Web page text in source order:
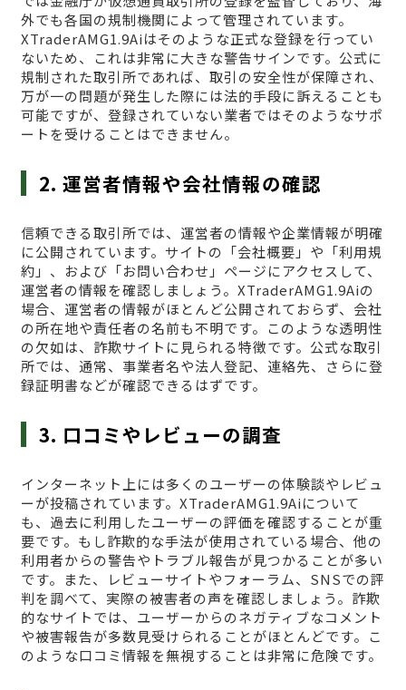
外でも各国の規制機関によって管理されています。
XTraderAMG1.9Aiはそのような正式な登録を行ってい
ないため、これは非常に大きな警告サインです。公式に
規制された取引所であれば、取引の安全性が保障され、
万が一の問題が発生した際には法的手段に訴えることも
可能ですが、登録されていない業者ではそのようなサポ
ートを受けることはできません。
2. 運営者情報や会社情報の確認
信頼できる取引所では、運営者の情報や企業情報が明確
に公開されています。サイトの「会社概要」や「利用規
約」、および「お問い合わせ」ページにアクセスして、
運営者の情報を確認しましょう。XTraderAMG1.9Aiの
場合、運営者の情報がほとんど公開されておらず、会社
の所在地や責任者の名前も不明です。このような透明性
の欠如は、詐欺サイトに見られる特徴です。公式な取引
所では、通常、事業者名や法人登記、連絡先、さらに登
録証明書などが確認できるはずです。
3. 口コミやレビューの調査
インターネット上には多くのユーザーの体験談やレビュ
ーが投稿されています。XTraderAMG1.9Aiについて
も、過去に利用したユーザーの評価を確認することが重
要です。もし詐欺的な手法が使用されている場合、他の
利用者からの警告やトラブル報告が見つかることが多い
です。また、レビューサイトやフォーラム、SNSでの評
判を調べて、実際の被害者の声を確認しましょう。詐欺
的なサイトでは、ユーザーからのネガティブなコメント
や被害報告が多数見受けられることがほとんどです。こ
のような口コミ情報を無視することは非常に危険です。